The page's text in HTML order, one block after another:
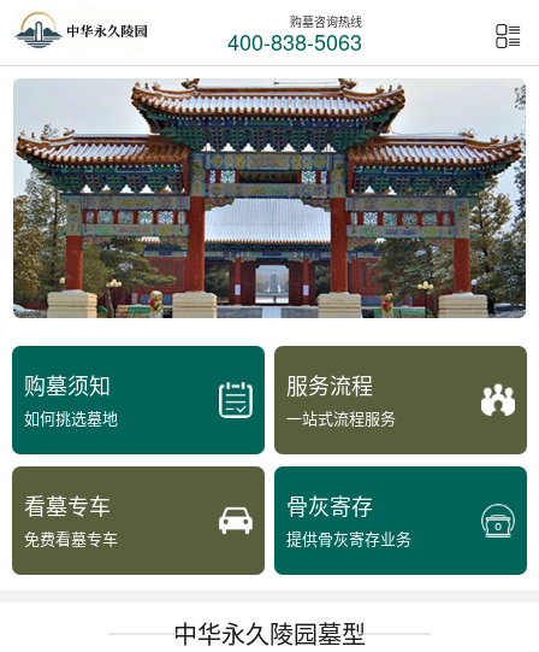
购墓咨询热线
400-838-5063
购墓须知
如何挑选墓地
服务流程
一站式流程服务
看墓专车
免费看墓专车
骨灰寄存
提供骨灰寄存业务
中华永久陵园墓型